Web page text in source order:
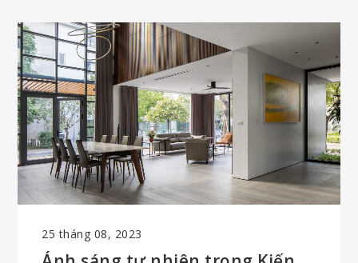
25 tháng 08, 2023